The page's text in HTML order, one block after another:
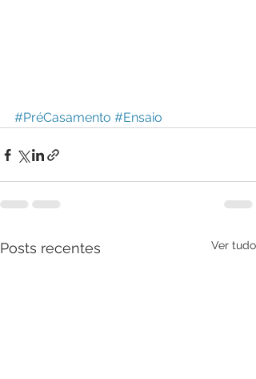
#PréCasamento #Ensaio
Posts recentes Ver tudo